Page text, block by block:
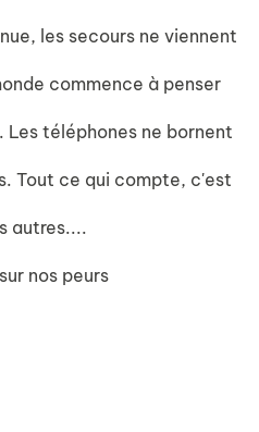
les secours ne viennent
commence à penser
Les téléphones ne bornent
Tout ce qui compte, c'est
autres....
nos peurs